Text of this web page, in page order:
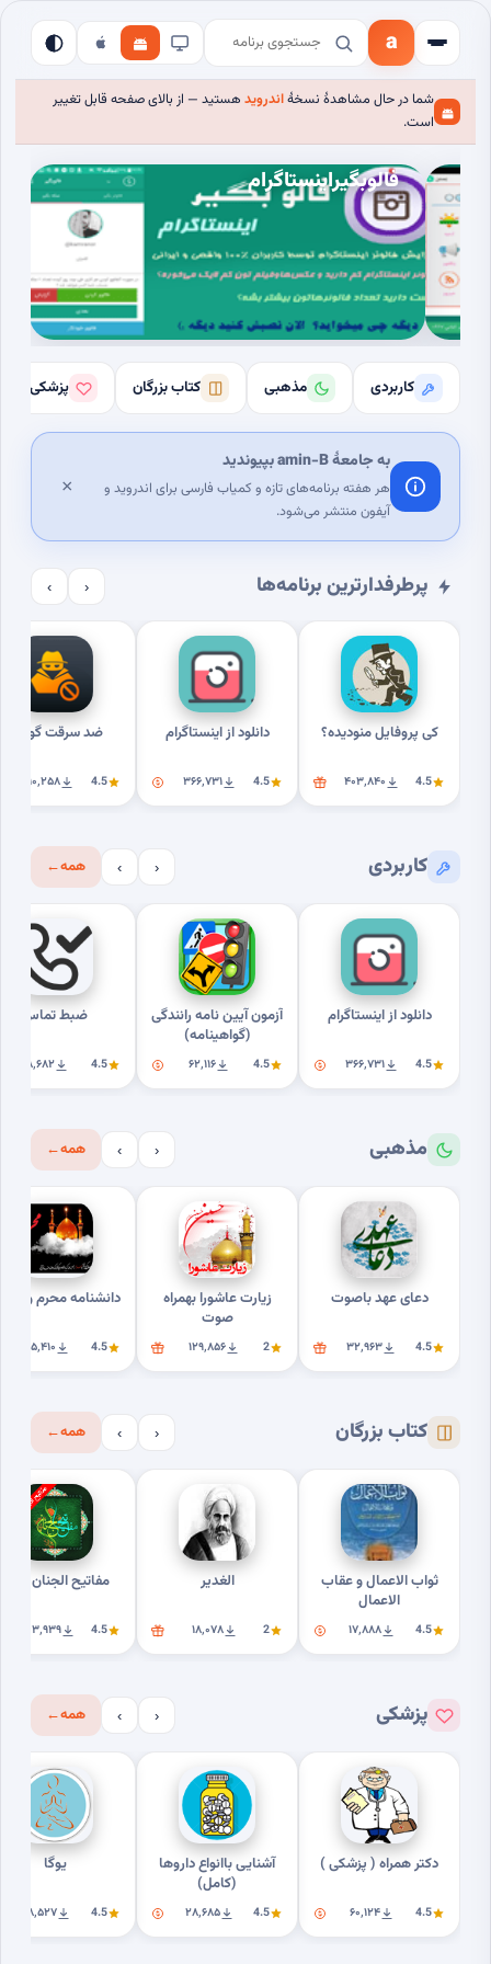
a
شما در حال مشاهدهٔ نسخهٔاندروید هستید — از بالای صفحه قابل تغییر
است.
فالوبگیراینستاگرام
کاربردی مذهبی کتاب بزرگان پزشکی
به جامعهٔ amin-B بپیوندید
هر هفته برنامه‌های تازه و کمیاب فارسی برای اندروید و
آیفون منتشر می‌شود.
×
پرطرفدارترین برنامه‌ها ‹
›
کی پروفایل منودیده؟
4.5 ۴۰۳٬۸۴۰
دانلود از اینستاگرام
4.5 ۳۶۶٬۷۳۱
ضد سرقت گوشی
4.5 ۳۱۰٬۲۵۸
کاربردی ‹
› همه←
دانلود از اینستاگرام
4.5 ۳۶۶٬۷۳۱
آزمون آیین نامه رانندگی
(گواهینامه)
4.5 ۶۲٬۱۱۶
ضبط تماس
4.5 ۸٬۶۸۲
مذهبی ‹
› همه←
دعای عهد باصوت
4.5 ۳۲٬۹۶۳
زیارت عاشورا بهمراه
صوت
2 ۱۲۹٬۸۵۶
دانشنامه محرم
4.5 ۲۵٬۴۱۰
کتاب بزرگان ‹
› همه←
ثواب الاعمال و عقاب
الاعمال
4.5 ۱۷٬۸۸۸
الغدیر
2 ۱۸٬۰۷۸
مفاتیح الجنان کامل
4.5 ۲۰۳٬۹۳۹
پزشکی ‹
› همه←
دکتر همراه ( پزشکی )
4.5 ۶۰٬۱۲۴
آشنایی باانواع داروها
(کامل)
4.5 ۲۸٬۶۸۵
یوگا
4.5 ۱۸٬۵۲۷